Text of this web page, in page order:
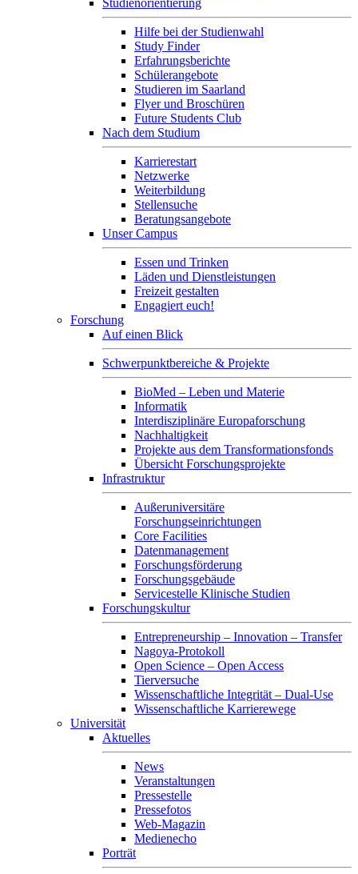
Studienorientierung
Hilfe bei der Studienwahl
Study Finder
Erfahrungsberichte
Schülerangebote
Studieren im Saarland
Flyer und Broschüren
Future Students Club
Nach dem Studium
Karrierestart
Netzwerke
Weiterbildung
Stellensuche
Beratungsangebote
Unser Campus
Essen und Trinken
Läden und Dienstleistungen
Freizeit gestalten
Engagiert euch!
Forschung
Auf einen Blick
Schwerpunktbereiche & Projekte
BioMed – Leben und Materie
Informatik
Interdisziplinäre Europaforschung
Nachhaltigkeit
Projekte aus dem Transformationsfonds
Übersicht Forschungsprojekte
Infrastruktur
Außeruniversitäre
Forschungseinrichtungen
Core Facilities
Datenmanagement
Forschungsförderung
Forschungsgebäude
Servicestelle Klinische Studien
Forschungskultur
Entrepreneurship – Innovation – Transfer
Nagoya-Protokoll
Open Science – Open Access
Tierversuche
Wissenschaftliche Integrität – Dual-Use
Wissenschaftliche Karrierewege
Universität
Aktuelles
News
Veranstaltungen
Pressestelle
Pressefotos
Web-Magazin
Medienecho
Porträt